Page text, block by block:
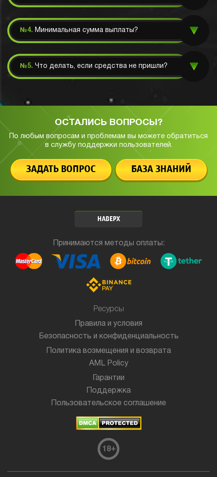
№4. Минимальная сумма выплаты?
№5. Что делать, если средства не пришли?
ОСТАЛИСЬ ВОПРОСЫ?
По любым вопросам и проблемам вы можете обратиться
в службу поддержки пользователей.
ЗАДАТЬ ВОПРОС БАЗА ЗНАНИЙ
Принимаются методы оплаты:
НАВЕРХ
Ресурсы
Правила и условия
Безопасность и конфиденциальность
Политика возмещения и возврата
AML Policy
Гарантии
Поддержка
Пользовательское соглашение
18+